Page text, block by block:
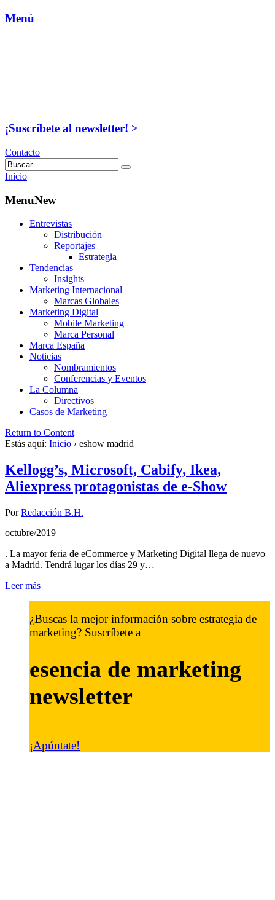
Menú
¡Suscríbete al newsletter! >
Contacto
Inicio
MenuNew
Entrevistas
Distribución
Reportajes
Estrategia
Tendencias
Insights
Marketing Internacional
Marcas Globales
Marketing Digital
Mobile Marketing
Marca Personal
Marca España
Noticias
Nombramientos
Conferencias y Eventos
La Columna
Directivos
Casos de Marketing
Return to Content
Estás aquí: Inicio › eshow madrid
Kellogg’s, Microsoft, Cabify, Ikea,
Aliexpress protagonistas de e-Show
PorRedacción B.H.
octubre/2019
. La mayor feria de eCommerce y Marketing Digital llega de nuevo
a Madrid. Tendrá lugar los días 29 y…
Leer más
¿Buscas la mejor información sobre estrategia de
marketing? Suscríbete a
esencia de marketing
newsletter
¡Apúntate!